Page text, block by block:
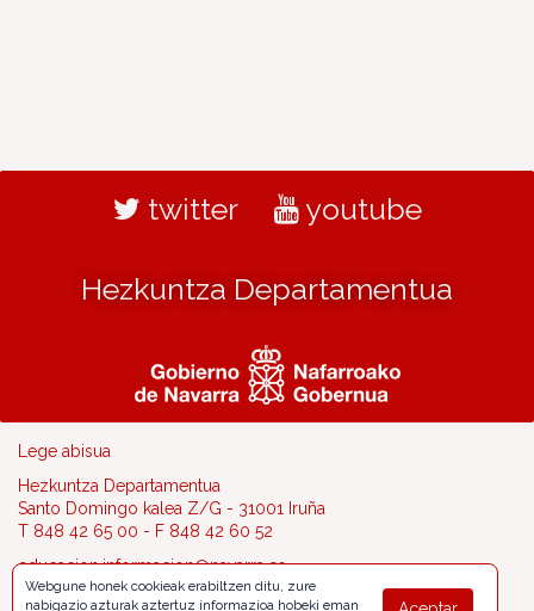
twitter youtube
Hezkuntza Departamentua
Lege abisua
Hezkuntza Departamentua
Santo Domingo kalea Z/G - 31001 Iruña
T 848 42 65 00 - F 848 42 60 52
educacion.informacion@navarra.es
Webgune honek cookieak erabiltzen ditu, zure
nabigazio azturak aztertuz informazioa hobeki eman